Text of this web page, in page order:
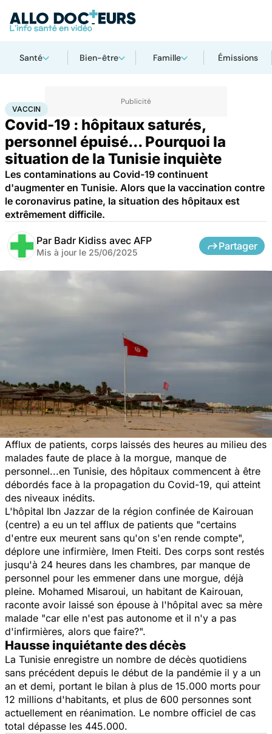
Santé Bien-être Famille Émissions
AccueilSanté Maladies infectieuses
VACCIN
Covid-19 : hôpitaux saturés,
personnel épuisé... Pourquoi la
situation de la Tunisie inquiète
Les contaminations au Covid-19 continuent
d'augmenter en Tunisie. Alors que la vaccination contre
le coronavirus patine, la situation des hôpitaux est
extrêmement difficile.
Par Badr Kidiss avec AFP
Mis à jour le 25/06/2025
Partager
Afflux de patients, corps laissés des heures au milieu des
malades faute de place à la morgue, manque de
personnel...en Tunisie, des hôpitaux commencent à être
débordés face à la propagation du Covid-19, qui atteint
des niveaux inédits.
L'hôpital Ibn Jazzar de la région confinée de Kairouan
(centre) a eu un tel afflux de patients que "certains
d'entre eux meurent sans qu'on s'en rende compte",
déplore une infirmière, Imen Fteiti. Des corps sont restés
jusqu'à 24 heures dans les chambres, par manque de
personnel pour les emmener dans une morgue, déjà
pleine. Mohamed Misaroui, un habitant de Kairouan,
raconte avoir laissé son épouse à l'hôpital avec sa mère
malade "car elle n'est pas autonome et il n'y a pas
d'infirmières, alors que faire?".
Hausse inquiétante des décès
La Tunisie enregistre un nombre de décès quotidiens
sans précédent depuis le début de la pandémie il y a un
an et demi, portant le bilan à plus de 15.000 morts pour
12 millions d'habitants, et plus de 600 personnes sont
actuellement en réanimation. Le nombre officiel de cas
total dépasse les 445.000.